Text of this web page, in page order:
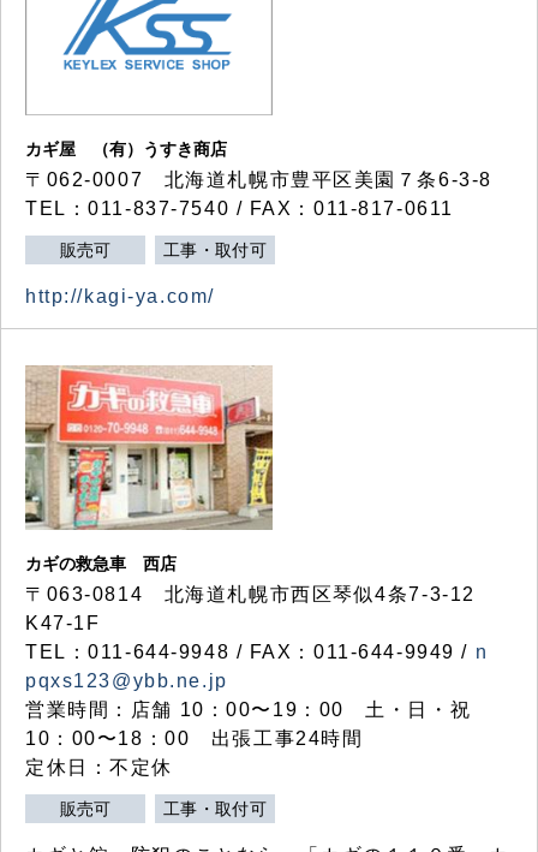
カギ屋 （有）うすき商店
〒062-0007 北海道札幌市豊平区美園７条6-3-8
TEL：011-837-7540 / FAX：011-817-0611
販売可 工事・取付可
http://kagi-ya.com/
カギの救急車 西店
〒063-0814 北海道札幌市西区琴似4条7-3-12
K47-1F
TEL：011-644-9948 / FAX：011-644-9949 / n
pqxs123@ybb.ne.jp
営業時間：店舗 10：00〜19：00 土・日・祝
10：00〜18：00 出張工事24時間
定休日：不定休
販売可 工事・取付可